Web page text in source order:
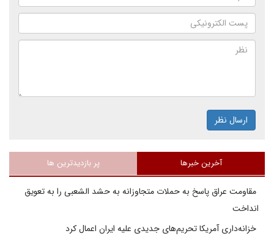
ارسال نظر
آخرین خبرها پر بازدیدترین ها
مقاومت عراق پاسخ به حملات متجاوزانه به حشد الشعبی را به تعویق
انداخت
خزانه‌داری آمریکا تحریم‌های جدیدی علیه ایران اعمال کرد